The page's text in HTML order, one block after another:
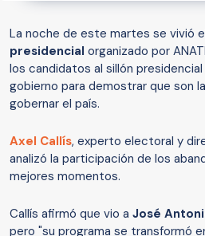
La noche de este martes se vivió
presidencial organizado por
los candidatos al sillón
gobierno para demostrar que son
gobernar el país.
Axel Callís, experto electoral y
analizó la participación de los
mejores momentos.
Callís afirmó que vio a José
pero "su programa se transformó